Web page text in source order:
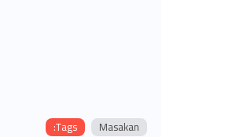
Tags: Masakan